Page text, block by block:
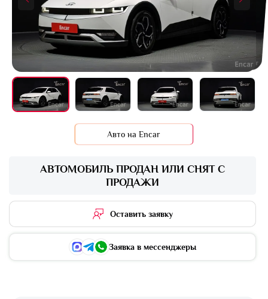
АВТОМОБИЛЬ ПРОДАН ИЛИ СНЯТ С
ПРОДАЖИ
Оставить заявку
Заявка в мессенджеры
Авто на Encar